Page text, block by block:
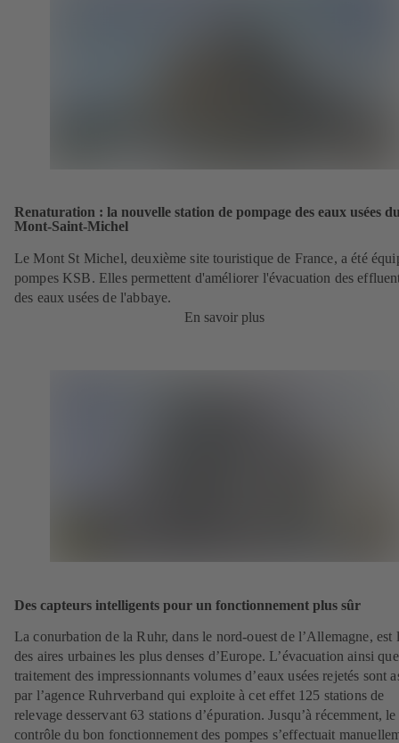
Renaturation : la nouvelle station de pompage des eaux usées
Mont-Saint-Michel
Le Mont St Michel, deuxième site touristique de France, a été
pompes KSB. Elles permettent d'améliorer l'évacuation des
des eaux usées de l'abbaye.
En savoir plus
Des capteurs intelligents pour un fonctionnement plus sûr
La conurbation de la Ruhr, dans le nord-ouest de l’Allemagne, est
des aires urbaines les plus denses d’Europe. L’évacuation ainsi
traitement des impressionnants volumes d’eaux usées rejetés sont
par l’agence Ruhrverband qui exploite à cet effet 125 stations de
relevage desservant 63 stations d’épuration. Jusqu’à récemment, le
contrôle du bon fonctionnement des pompes s’effectuait